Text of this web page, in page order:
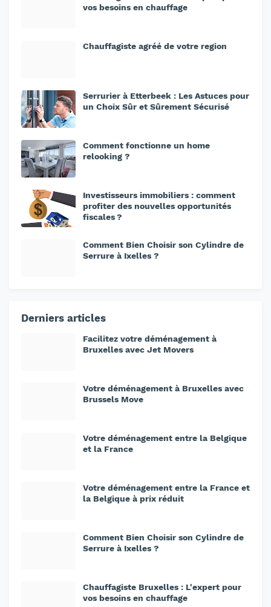
vos besoins en chauffage
Chauffagiste agréé de votre region
Serrurier à Etterbeek : Les Astuces pour
un Choix Sûr et Sûrement Sécurisé
Comment fonctionne un home
relooking ?
Investisseurs immobiliers : comment
profiter des nouvelles opportunités
fiscales ?
Comment Bien Choisir son Cylindre de
Serrure à Ixelles ?
Derniers articles
Facilitez votre déménagement à
Bruxelles avec Jet Movers
Votre déménagement à Bruxelles avec
Brussels Move
Votre déménagement entre la Belgique
et la France
Votre déménagement entre la France et
la Belgique à prix réduit
Comment Bien Choisir son Cylindre de
Serrure à Ixelles ?
Chauffagiste Bruxelles : L'expert pour
vos besoins en chauffage